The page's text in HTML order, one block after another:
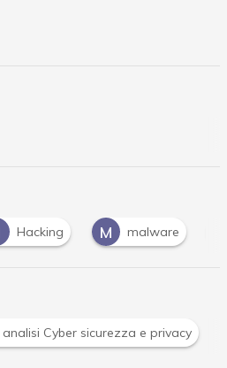
M malware V vulnerabilità
reale e gli approfondimenti